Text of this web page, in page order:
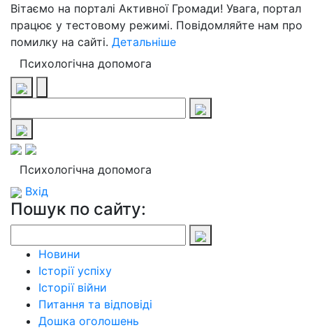
Вітаємо на порталі Активної Громади! Увага, портал
працює у тестовому режимі. Повідомляйте нам про
помилку на сайті. Детальніше
Психологічна допомога
Психологічна допомога
Вхід
Пошук по сайту:
Новини
Історії успіху
Історії війни
Питання та відповіді
Дошка оголошень